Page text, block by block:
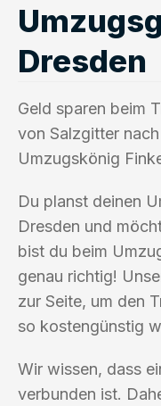
Dresden
Geld sparen beim
von Salzgitter
Umzugskönig
Du planst deinen
Dresden und
bist du beim
genau richtig!
zur Seite, um den
so kostengünstig
Wir wissen, dass
verbunden ist.